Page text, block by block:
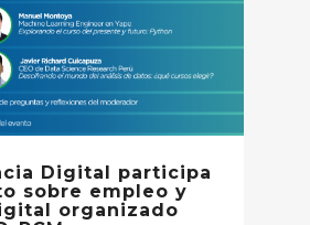
Digital participa
sobre empleo y
organizado